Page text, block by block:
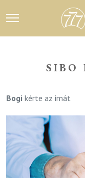
SIBO
Bogi kérte az imát